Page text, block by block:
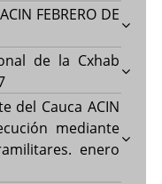
FEBRERO DE
de la Cxhab
del Cauca ACIN
mediante
enero